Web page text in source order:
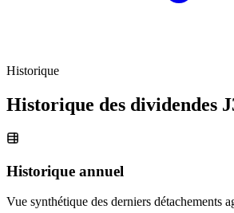
Historique
Historique des dividendes
Historique annuel
Vue synthétique des derniers détachements